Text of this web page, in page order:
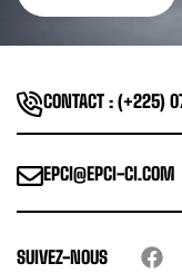
CONTACT : (+225)
EPCI@EPCI-CI.COM
SUIVEZ-NOUS